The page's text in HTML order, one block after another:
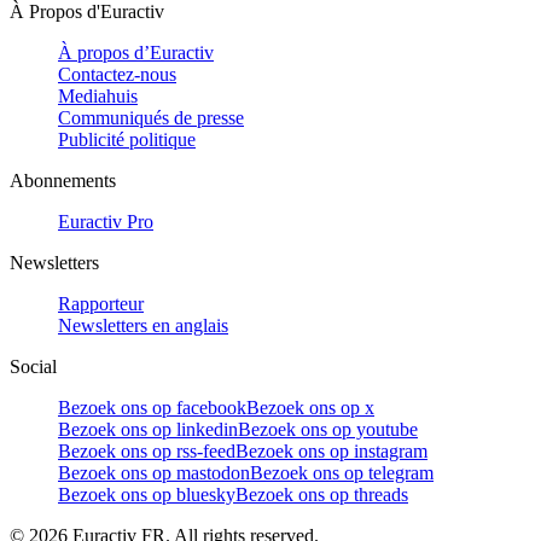
À Propos d'Euractiv
À propos d’Euractiv
Contactez-nous
Mediahuis
Communiqués de presse
Publicité politique
Abonnements
Euractiv Pro
Newsletters
Rapporteur
Newsletters en anglais
Social
Bezoek ons op facebookBezoek ons op x
Bezoek ons op linkedinBezoek ons op youtube
Bezoek ons op rss-feedBezoek ons op instagram
Bezoek ons op mastodonBezoek ons op telegram
Bezoek ons op blueskyBezoek ons op threads
© 2026 Euractiv FR. All rights reserved.